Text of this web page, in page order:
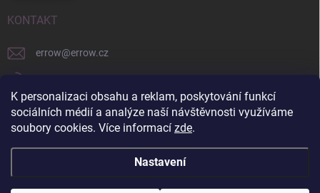
K personalizaci obsahu a reklam, poskytování funkcí
sociálních médií a analýze naší návštěvnosti využíváme
soubory cookies. Více informací zde.
Nastavení
KONTAKT
errow@errow.cz
explore/locations/957228892/